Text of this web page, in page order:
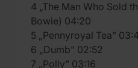
4 „The Man Who Sold
Bowie) 04:20
5 „Pennyroyal Tea”
6 „Dumb” 02:52
7 „Polly” 03:16